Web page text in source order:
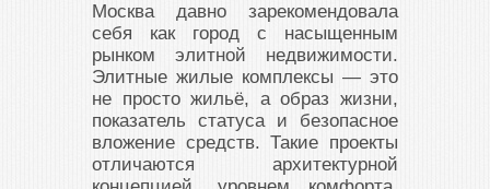
Москва давно зарекомендовала
себя как город с насыщенным
рынком элитной недвижимости.
Элитные жилые комплексы — это
не просто жильё, а образ жизни,
показатель статуса и безопасное
вложение средств. Такие проекты
отличаются архитектурной